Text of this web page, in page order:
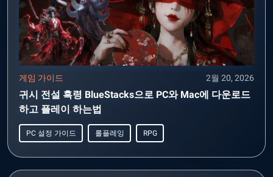
게임 가이드 2월 20, 2026
귀시 전설 흑령 BlueStacks으로 PC와 Mac에 다운로드
하고 플레이 하는법
PC 설정 가이드 롤플레잉 RPG